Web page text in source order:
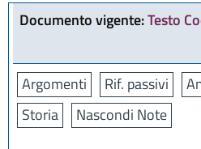
Documento vigente:Testo
Argomenti Rif. passivi
Storia
Nascondi Note